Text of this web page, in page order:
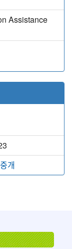
Assistance
개